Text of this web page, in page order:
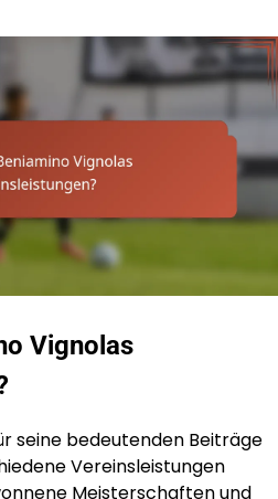
Vignolas
seine bedeutenden Beiträge
Vereinsleistungen
Meisterschaften und